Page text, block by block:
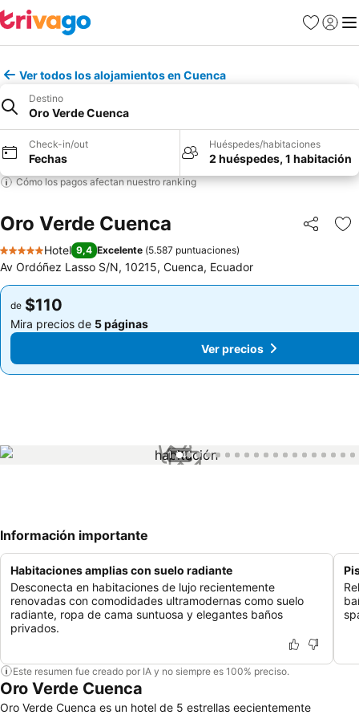
Favoritos
Iniciar
Ver todos los alojamientos en Cuenca
Destino
Oro Verde Cuenca
Check-in/out
Fechas
Huéspedes/habitaciones
2 huéspedes, 1 habitación
Cómo los pagos afectan nuestro ranking
Oro Verde Cuenca Compartir
5 Estrellas
Hotel 9,4 Excelente (5.587 puntuaciones)
Av Ordóñez Lasso S/N, 10215, Cuenca, Ecuador
de $110
Mira precios de 5 páginas
Ver precios
de $110
Mira precios de 5 páginas
Ver precios
1 / 41
Información importante
Habitaciones amplias con suelo radiante
Desconecta en habitaciones de lujo recientemente
renovadas con comodidades ultramodernas como suelo
radiante, ropa de cama suntuosa y elegantes baños
privados.
Este resumen fue creado por IA y no siempre es 100% preciso.
Oro Verde Cuenca
Oro Verde Cuenca es un hotel de 5 estrellas eecientemente